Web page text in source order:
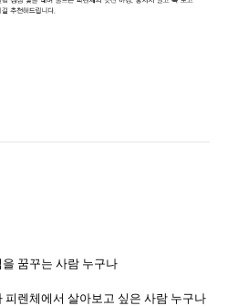
꿈꾸는 사람 누구나
렌체에서 살아보고 싶은 사람 누구나